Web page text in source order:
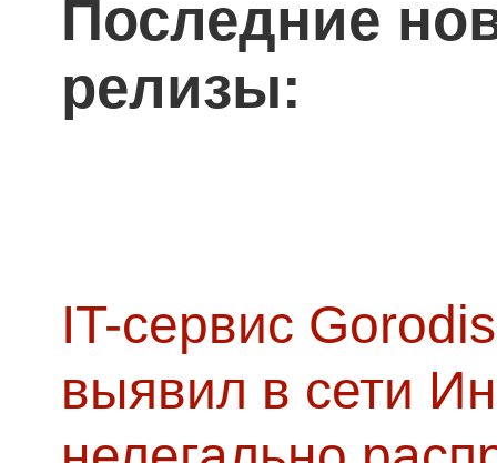
Последние
релизы:
IT-сервис
выявил в сети